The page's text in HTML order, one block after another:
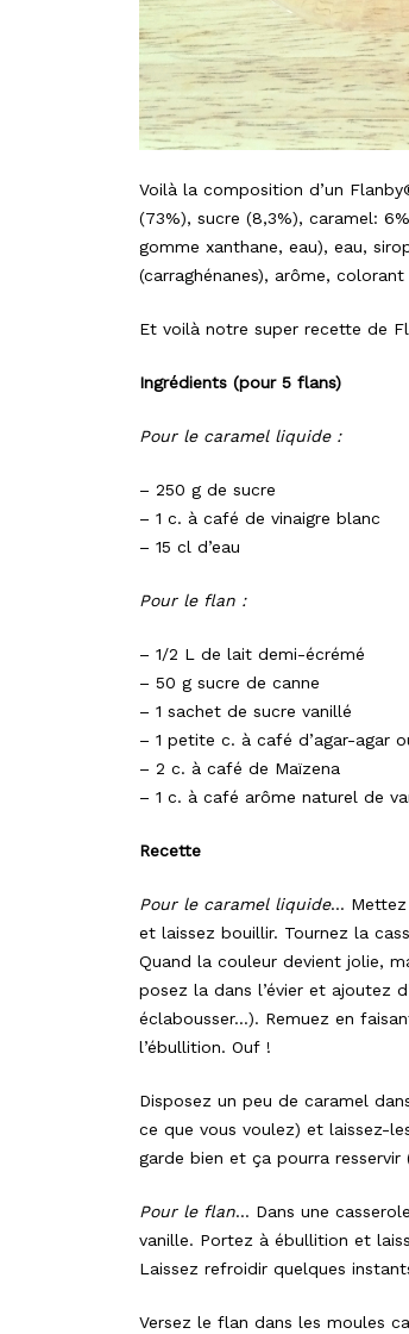
Voilà la composition d’un
(73%), sucre (8,3%), caramel:
gomme xanthane, eau), eau,
(carraghénanes), arôme,
Et voilà notre super recette de
Ingrédients (pour 5 flans)
Pour le caramel liquide :
– 250 g de sucre
– 1 c. à café de vinaigre blanc
– 15 cl d’eau
Pour le flan :
– 1/2 L de lait demi-écrémé
– 50 g sucre de canne
– 1 sachet de sucre vanillé
– 1 petite c. à café d’agar-agar
– 2 c. à café de Maïzena
– 1 c. à café arôme naturel de
Recette
Pour le caramel liquide… Mettez
et laissez bouillir. Tournez la
Quand la couleur devient jolie,
posez la dans l’évier et ajoutez
éclabousser…). Remuez en
l’ébullition. Ouf !
Disposez un peu de caramel
ce que vous voulez) et laissez-
garde bien et ça pourra
Pour le flan… Dans une
vanille. Portez à ébullition et
Laissez refroidir quelques
Versez le flan dans les moules